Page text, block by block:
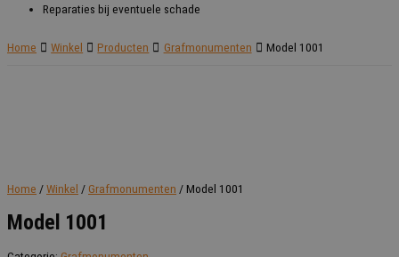
Reparaties bij eventuele schade
Home Winkel Producten Grafmonumenten Model 1001
Home /Winkel / Grafmonumenten / Model 1001
Model 1001